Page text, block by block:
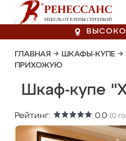
ГЛАВНАЯ → ШКАФЫ-КУПЕ →
ПРИХОЖУЮ
Шкаф-купе
Рейтинг: 0.0 (0